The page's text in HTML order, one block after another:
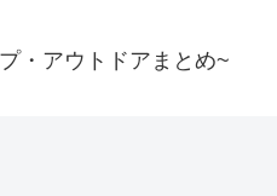
・アウトドアまとめ~